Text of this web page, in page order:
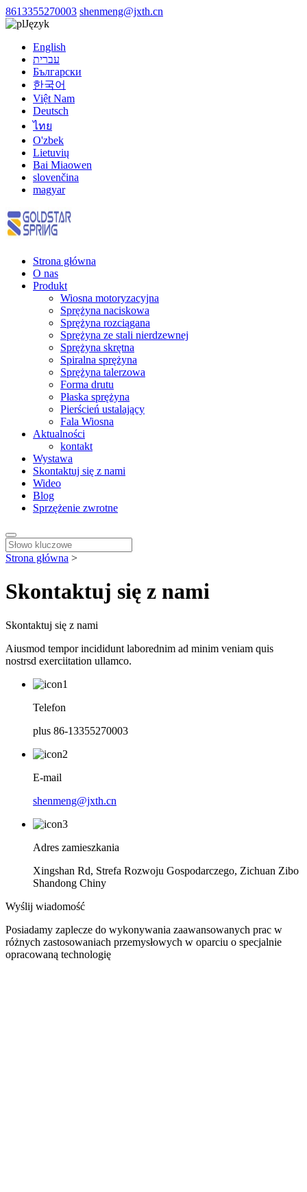
8613355270003 shenmeng@jxth.cn
Język
English
עברית
Български
한국어
Việt Nam
Deutsch
ไทย
O'zbek
Lietuvių
Bai Miaowen
slovenčina
magyar
Strona główna
O nas
Produkt
Wiosna motoryzacyjna
Sprężyna naciskowa
Sprężyna rozciągana
Sprężyna ze stali nierdzewnej
Sprężyna skrętna
Spiralna sprężyna
Sprężyna talerzowa
Forma drutu
Płaska sprężyna
Pierścień ustalający
Fala Wiosna
Aktualności
kontakt
Wystawa
Skontaktuj się z nami
Wideo
Blog
Sprzężenie zwrotne
Strona główna >
Skontaktuj się z nami
Skontaktuj się z nami
Aiusmod tempor incididunt laborednim ad minim veniam quis
nostrsd exerciitation ullamco.
Telefon
plus 86-13355270003
E-mail
shenmeng@jxth.cn
Adres zamieszkania
Xingshan Rd, Strefa Rozwoju Gospodarczego, Zichuan Zibo
Shandong Chiny
Wyślij wiadomość
Posiadamy zaplecze do wykonywania zaawansowanych prac w
różnych zastosowaniach przemysłowych w oparciu o specjalnie
opracowaną technologię